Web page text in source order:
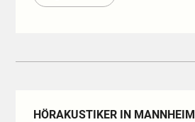
HÖRAKUSTIKER IN MANNHEIM